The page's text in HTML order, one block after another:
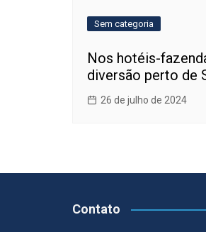
Sem categoria
Nos hotéis-
diversão perto de
26 de julho de 2024
Contato